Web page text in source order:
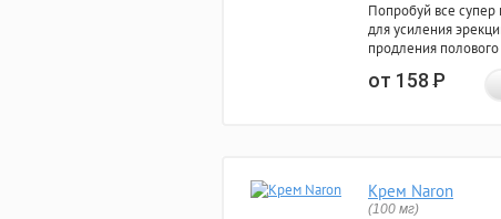
Попробуй все супер
для усиления
продления полового
от 158Р
Крем Naron
(100 мг)